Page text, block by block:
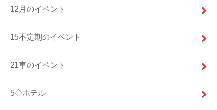
12月のイベント
15不定期のイベント
21車のイベント
5◇ホテル